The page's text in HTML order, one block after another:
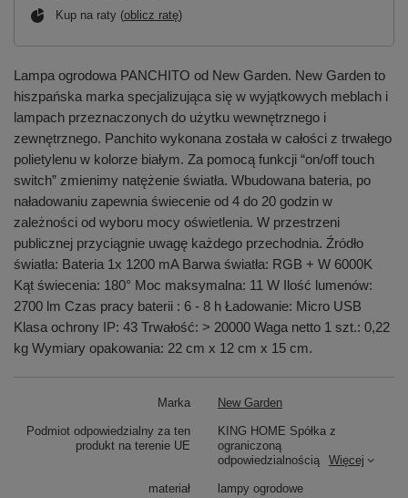
Kup na raty (oblicz ratę)
Lampa ogrodowa PANCHITO od New Garden. New Garden to
hiszpańska marka specjalizująca się w wyjątkowych meblach i
lampach przeznaczonych do użytku wewnętrznego i
zewnętrznego. Panchito wykonana została w całości z trwałego
polietylenu w kolorze białym. Za pomocą funkcji “on/off touch
switch” zmienimy natężenie światła. Wbudowana bateria, po
naładowaniu zapewnia świecenie od 4 do 20 godzin w
zależności od wyboru mocy oświetlenia. W przestrzeni
publicznej przyciągnie uwagę każdego przechodnia. Źródło
światła: Bateria 1x 1200 mA Barwa światła: RGB + W 6000K
Kąt świecenia: 180° Moc maksymalna: 11 W Ilość lumenów:
2700 lm Czas pracy baterii : 6 - 8 h Ładowanie: Micro USB
Klasa ochrony IP: 43 Trwałość: > 20000 Waga netto 1 szt.: 0,22
kg Wymiary opakowania: 22 cm x 12 cm x 15 cm.
Marka New Garden
Podmiot odpowiedzialny za ten
produkt na terenie UE
KING HOME Spółka z
ograniczoną
odpowiedzialnością
Więcej
materiał lampy ogrodowe